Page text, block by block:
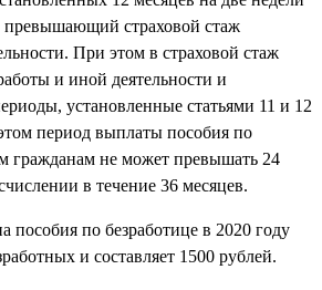
превышающий страховой стаж
При этом в страховой стаж
и иной деятельности и
установленные статьями 11 и 12
период выплаты пособия по
гражданам не может превышать 24
в течение 36 месяцев.
пособия по безработице в 2020 году
и составляет 1500 рублей.